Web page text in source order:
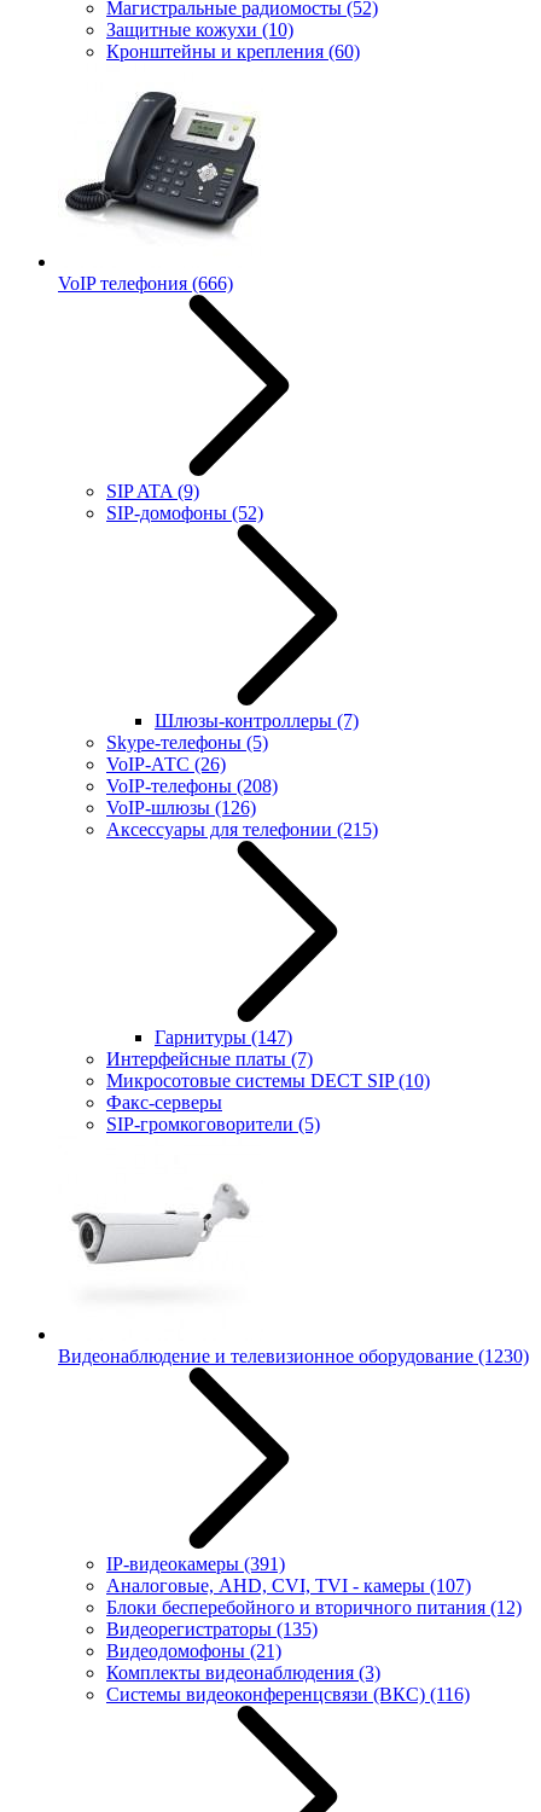
Магистральные радиомосты (52)
Защитные кожухи (10)
Кронштейны и крепления (60)
VoIP телефония (666)
SIP ATA (9)
SIP-домофоны (52)
Шлюзы-контроллеры (7)
Skype-телефоны (5)
VoIP-АТС (26)
VoIP-телефоны (208)
VoIP-шлюзы (126)
Аксессуары для телефонии (215)
Гарнитуры (147)
Интерфейсные платы (7)
Микросотовые системы DECT SIP(10)
Факс-серверы
SIP-громкоговорители (5)
Видеонаблюдение и телевизионное оборудование (1230)
IP-видеокамеры (391)
Аналоговые, AHD, CVI, TVI - камеры (107)
Блоки бесперебойного и вторичного питания (12)
Видеорегистраторы (135)
Видеодомофоны (21)
Комплекты видеонаблюдения (3)
Системы видеоконференцсвязи (ВКС) (116)